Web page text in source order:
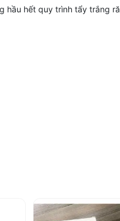
hầu hết quy trình tẩy trắng
khám cũng nên trang bị các